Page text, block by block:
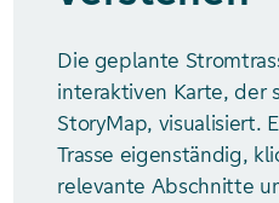
Die geplante
interaktiven Karte, der
StoryMap, visualisiert.
Trasse eigenständig,
relevante Abschnitte